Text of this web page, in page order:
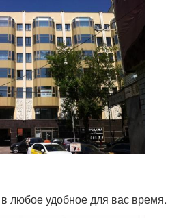
любое удобное для вас время.